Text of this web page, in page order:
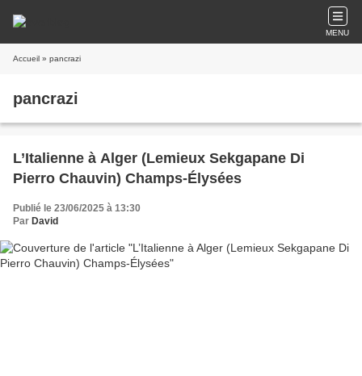
MENU
Accueil » pancrazi
pancrazi
L’Italienne à Alger (Lemieux Sekgapane Di
Pierro Chauvin) Champs-Élysées
Publié le 23/06/2025 à 13:30
Par David